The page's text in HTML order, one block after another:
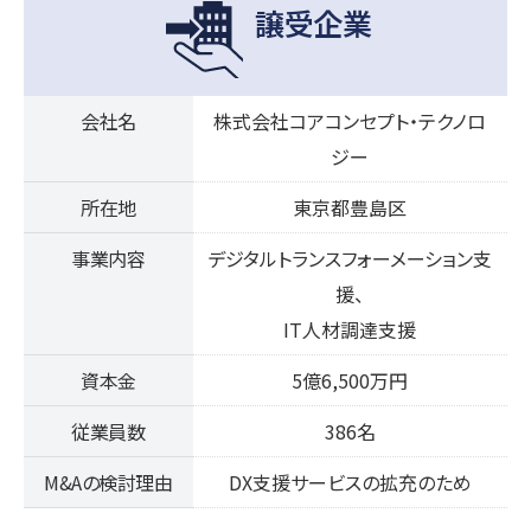
譲受企業
会社名
株式会社コアコンセプト・テクノロ
ジー
所在地
東京都豊島区
事業内容
デジタルトランスフォーメーション支
援、
IT人材調達支援
資本金
5億6,500万円
従業員数
386名
M&Aの検討理由
DX支援サービスの拡充のため